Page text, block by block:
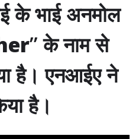
के भाई अनमोल
” के नाम से
है। एनआईए ने
है।